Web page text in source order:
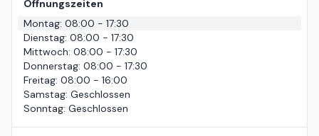
Öffnungszeiten
Montag: 08:00 - 17:30
Dienstag: 08:00 - 17:30
Mittwoch: 08:00 - 17:30
Donnerstag: 08:00 - 17:30
Freitag: 08:00 - 16:00
Samstag: Geschlossen
Sonntag: Geschlossen